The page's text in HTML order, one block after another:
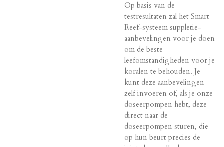
Op basis van de
testresultaten zal het Smart
Reef-systeem suppletie-
aanbevelingen voor je doen
om de beste
leefomstandigheden voor je
koralen te behouden. Je
kunt deze aanbevelingen
zelf invoeren of, als je onze
doseerpompen hebt, deze
direct naar de
doseerpompen sturen, die
op hun beurt precies de